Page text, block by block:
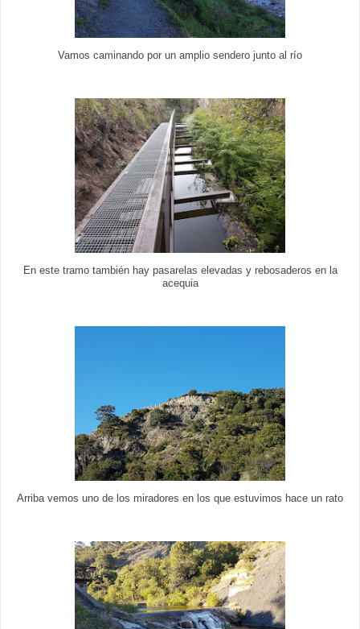
Vamos caminando por un amplio sendero junto al río
En este tramo también hay pasarelas elevadas y rebosaderos en la
acequia
Arriba vemos uno de los miradores en los que estuvimos hace un rato